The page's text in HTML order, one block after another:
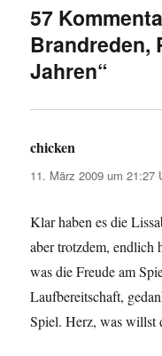
57
Brandreden,
Jahren“
chicken
11. März 2009 um 21:27
Klar haben es die
aber trotzdem, endlich
was die Freude am
Laufbereitschaft,
Spiel. Herz, was willst